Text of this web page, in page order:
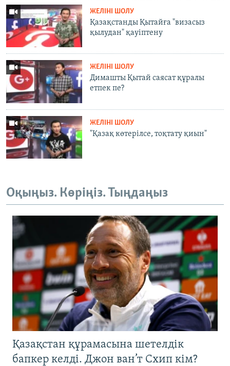
ЖЕЛІНІ ШОЛУ
Қазақстанды Қытайға "визасыз
қылудан" қауіптену
ЖЕЛІНІ ШОЛУ
Димашты Қытай саясат құралы
етпек пе?
ЖЕЛІНІ ШОЛУ
"Қазақ көтерілсе, тоқтату қиын"
Оқыңыз. Көріңіз. Тыңдаңыз
Қазақстан құрамасына шетелдік
бапкер келді. Джон ван’т Схип кім?